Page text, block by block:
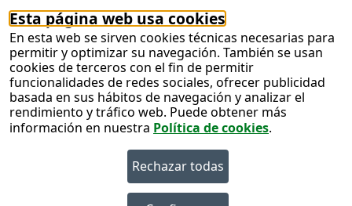
Esta página web usa cookies
En esta web se sirven cookies técnicas necesarias para
permitir y optimizar su navegación. También se usan
cookies de terceros con el fin de permitir
funcionalidades de redes sociales, ofrecer publicidad
basada en sus hábitos de navegación y analizar el
rendimiento y tráfico web. Puede obtener más
información en nuestra Política de cookies.